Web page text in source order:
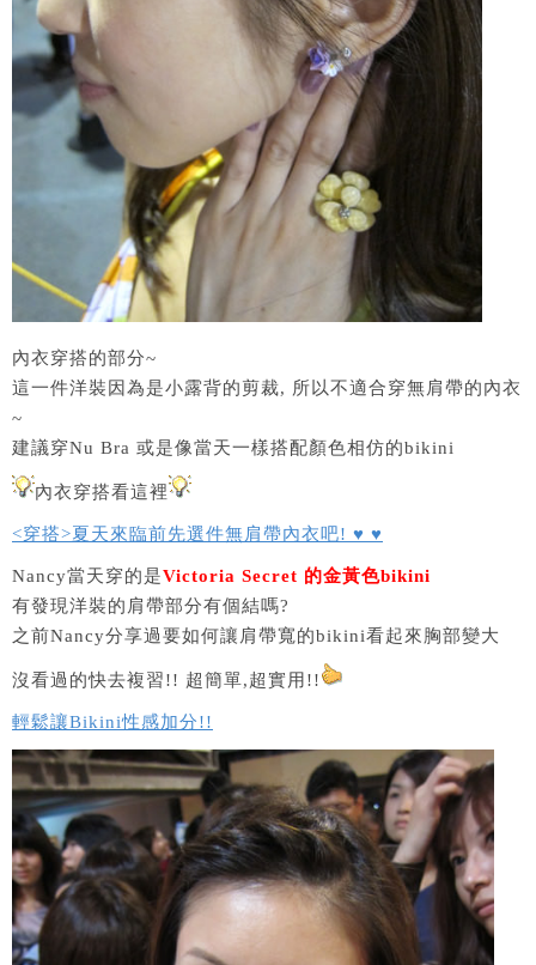
內衣穿搭的部分~
這一件洋裝因為是小露背的剪裁, 所以不適合穿無肩帶的內衣
~
建議穿Nu Bra 或是像當天一樣搭配顏色相仿的bikini
內衣穿搭看這裡
<穿搭>夏天來臨前先選件無肩帶內衣吧! ♥ ♥
Nancy當天穿的是Victoria Secret 的金黃色bikini
有發現洋裝的肩帶部分有個結嗎?
之前Nancy分享過要如何讓肩帶寬的bikini看起來胸部變大
沒看過的快去複習!! 超簡單,超實用!!
輕鬆讓Bikini性感加分!!